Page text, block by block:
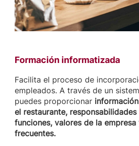
Formación informatizada
Facilita el proceso de
empleados. A través de un
puedes proporcionar
el restaurante,
funciones, valores de la
frecuentes.